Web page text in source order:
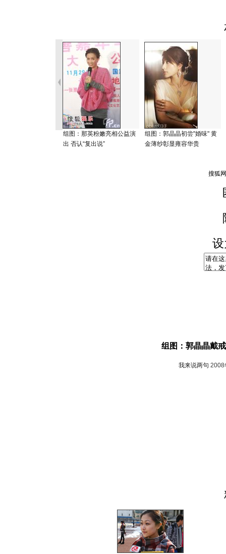
组图：那英粉嫩亮相公益演
出 否认“复出说”
组图：郭晶晶初尝"婚味" 黄
金薄纱彰显雍容华贵
组图：郭晶晶戴
我来说两句 2008